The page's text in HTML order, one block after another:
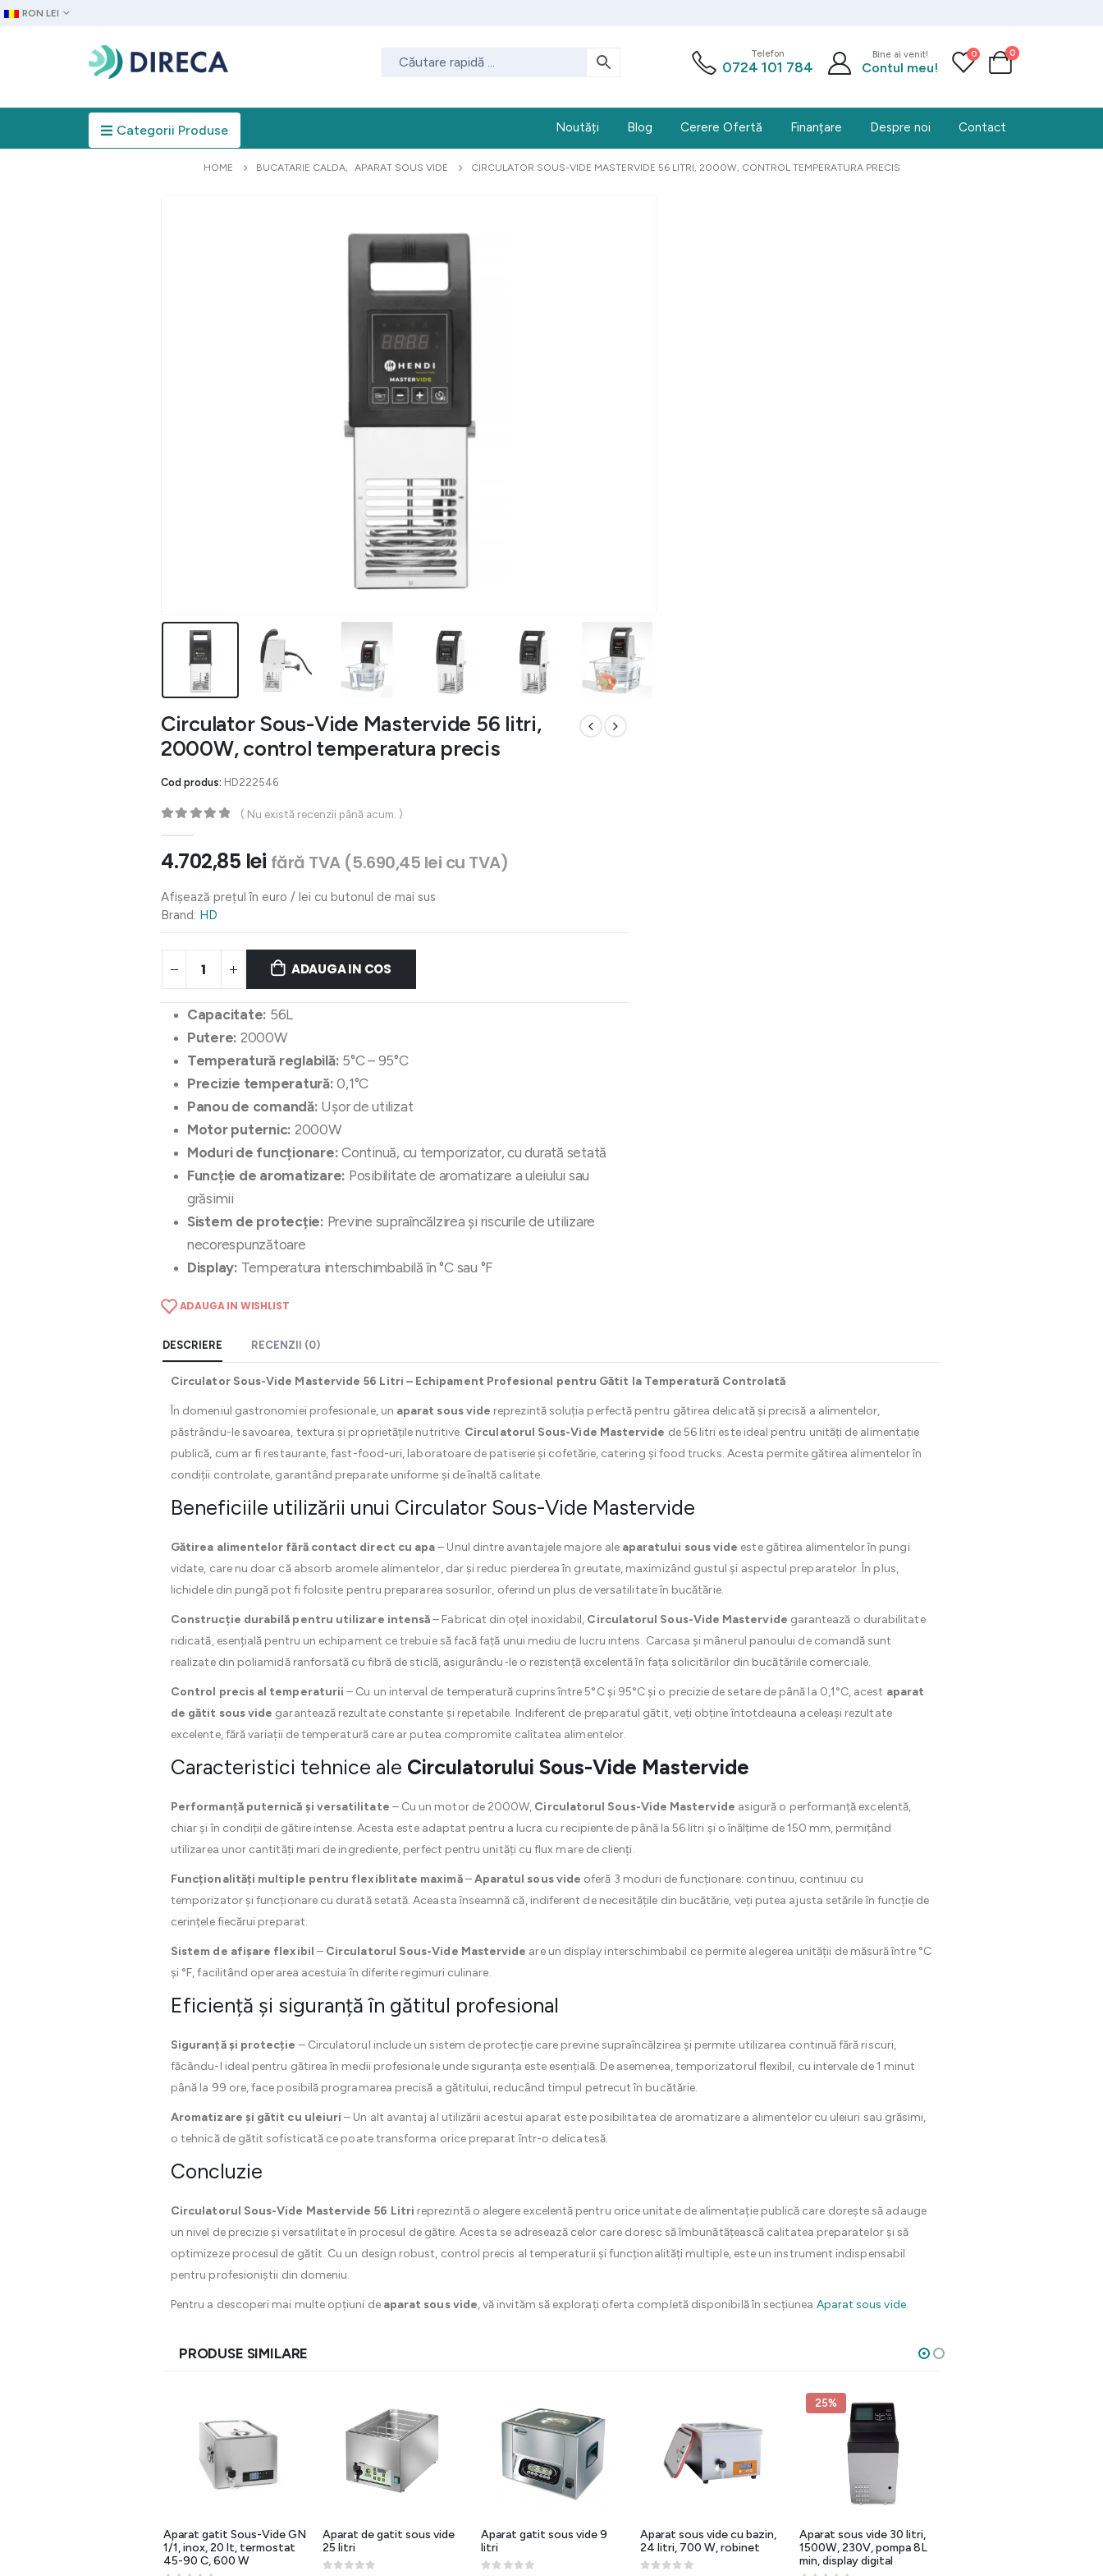
RON LEI
Telefon
0724 101 784
Bine ai venit!
Contul meu!
0 0
Categorii Produse Noutăți Blog Cerere Ofertă Finanțare Despre noi Contact
HOME BUCATARIE CALDA, APARAT SOUS VIDE CIRCULATOR SOUS-VIDE MASTERVIDE 56 LITRI, 2000W, CONTROL TEMPERATURA PRECIS
Circulator Sous-Vide Mastervide 56 litri,
2000W, control temperatura precis
Cod produs: HD222546
( Nu există recenzii până acum. )
4.702,85 lei fără TVA (5.690,45 lei cu TVA)
Afișează prețul în euro / lei cu butonul de mai sus
Brand: HD
ADAUGA IN COS
Capacitate: 56L
Putere: 2000W
Temperatură reglabilă: 5°C – 95°C
Precizie temperatură: 0,1°C
Panou de comandă: Ușor de utilizat
Motor puternic: 2000W
Moduri de funcționare: Continuă, cu temporizator, cu durată setată
Funcție de aromatizare: Posibilitate de aromatizare a uleiului sau
grăsimii
Sistem de protecție: Previne supraîncălzirea și riscurile de utilizare
necorespunzătoare
Display: Temperatura interschimbabilă în °C sau °F
ADAUGA IN WISHLIST
DESCRIERE RECENZII (0)
Circulator Sous-Vide Mastervide 56 Litri – Echipament Profesional pentru Gătit la Temperatură Controlată
În domeniul gastronomiei profesionale, un aparat sous vide reprezintă soluția perfectă pentru gătirea delicată și precisă a alimentelor,
păstrându-le savoarea, textura și proprietățile nutritive. Circulatorul Sous-Vide Mastervide de 56 litri este ideal pentru unități de alimentație
publică, cum ar fi restaurante, fast-food-uri, laboratoare de patiserie și cofetărie, catering și food trucks. Acesta permite gătirea alimentelor în
condiții controlate, garantând preparate uniforme și de înaltă calitate.
Beneficiile utilizării unui Circulator Sous-Vide Mastervide
Gătirea alimentelor fără contact direct cu apa– Unul dintre avantajele majore ale aparatului sous vide este gătirea alimentelor în pungi
vidate, care nu doar că absorb aromele alimentelor, dar și reduc pierderea în greutate, maximizând gustul și aspectul preparatelor. În plus,
lichidele din pungă pot fi folosite pentru prepararea sosurilor, oferind un plus de versatilitate în bucătărie.
Construcție durabilă pentru utilizare intensă– Fabricat din oțel inoxidabil, Circulatorul Sous-Vide Mastervide garantează o durabilitate
ridicată, esențială pentru un echipament ce trebuie să facă față unui mediu de lucru intens. Carcasa și mânerul panoului de comandă sunt
realizate din poliamidă ranforsată cu fibră de sticlă, asigurându-le o rezistență excelentă în fața solicitărilor din bucătăriile comerciale.
Control precis al temperaturii – Cu un interval de temperatură cuprins între 5°C și 95°C și o precizie de setare de până la 0,1°C, acest aparat
de gătit sous vide garantează rezultate constante și repetabile. Indiferent de preparatul gătit, veți obține întotdeauna aceleași rezultate
excelente, fără variații de temperatură care ar putea compromite calitatea alimentelor.
Caracteristici tehnice ale Circulatorului Sous-Vide Mastervide
Performanță puternică și versatilitate – Cu un motor de 2000W, Circulatorul Sous-Vide Mastervide asigură o performanță excelentă,
chiar și în condiții de gătire intense. Acesta este adaptat pentru a lucra cu recipiente de până la 56 litri și o înălțime de 150 mm, permițând
utilizarea unor cantități mari de ingrediente, perfect pentru unități cu flux mare de clienți.
Funcționalități multiple pentru flexiblitate maximă–Aparatul sous vide oferă 3 moduri de funcționare: continuu, continuu cu
temporizator și funcționare cu durată setată. Aceasta înseamnă că, indiferent de necesitățile din bucătărie, veți putea ajusta setările în funcție de
cerințele fiecărui preparat.
Sistem de afișare flexibil – Circulatorul Sous-Vide Mastervide are un display interschimbabil ce permite alegerea unității de măsură între °C
și °F, facilitând operarea acestuia în diferite regimuri culinare.
Eficiență și siguranță în gătitul profesional
Siguranță și protecție – Circulatorul include un sistem de protecție care previne supraîncălzirea și permite utilizarea continuă fără riscuri,
făcându-l ideal pentru gătirea în medii profesionale unde siguranța este esențială. De asemenea, temporizatorul flexibil, cu intervale de 1 minut
până la 99 ore, face posibilă programarea precisă a gătitului, reducând timpul petrecut în bucătărie.
Aromatizare și gătit cu uleiuri – Un alt avantaj al utilizării acestui aparat este posibilitatea de aromatizare a alimentelor cu uleiuri sau grăsimi,
o tehnică de gătit sofisticată ce poate transforma orice preparat într-o delicatesă.
Concluzie
Circulatorul Sous-Vide Mastervide 56 Litri reprezintă o alegere excelentă pentru orice unitate de alimentație publică care dorește să adauge
un nivel de precizie și versatilitate în procesul de gătire. Acesta se adresează celor care doresc să îmbunătățească calitatea preparatelor și să
optimizeze procesul de gătit. Cu un design robust, control precis al temperaturii și funcționalități multiple, este un instrument indispensabil
pentru profesioniștii din domeniu.
Pentru a descoperi mai multe opțiuni de aparat sous vide, vă invităm să explorați oferta completă disponibilă în secțiunea Aparat sous vide.
PRODUSE SIMILARE
Aparat gatit Sous-Vide GN
1/1, inox, 20 lt, termostat
45-90 C, 600 W
Aparat de gatit sous vide
25 litri
Aparat gatit sous vide 9
litri
Aparat sous vide cu bazin,
24 litri, 700 W, robinet
25%
Aparat sous vide 30 litri,
1500W, 230V, pompa 8L
min, display digital